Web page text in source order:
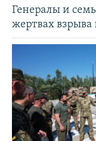
Генералы и
жертвах взрыва